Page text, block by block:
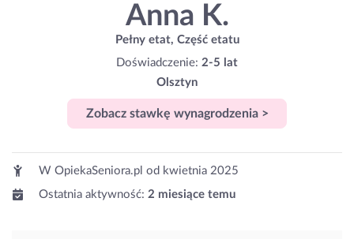
Anna K.
Pełny etat, Część etatu
Doświadczenie: 2-5 lat
Olsztyn
Zobacz stawkę wynagrodzenia >
W OpiekaSeniora.pl od kwietnia 2025
Ostatnia aktywność: 2 miesiące temu